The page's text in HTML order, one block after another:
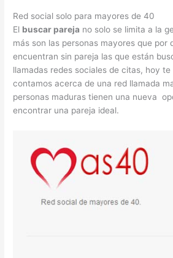
Red social solo para mayores de 40
El buscar pareja no solo se limita a la
más son las personas mayores que por
encuentran sin pareja las que están
llamadas redes sociales de citas, hoy
contamos acerca de una red llamada
personas maduras tienen una nueva
encontrar una pareja ideal.